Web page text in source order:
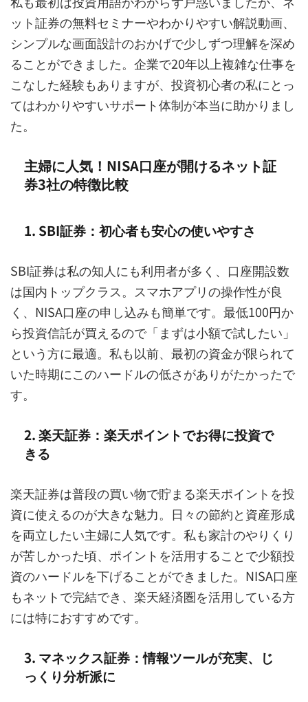
ット証券の無料セミナーやわかりやすい解説動画、
シンプルな画面設計のおかげで少しずつ理解を深め
ることができました。企業で20年以上複雑な仕事を
こなした経験もありますが、投資初心者の私にとっ
てはわかりやすいサポート体制が本当に助かりまし
た。
主婦に人気！NISA口座が開けるネット証
券3社の特徴比較
1. SBI証券：初心者も安心の使いやすさ
SBI証券は私の知人にも利用者が多く、口座開設数
は国内トップクラス。スマホアプリの操作性が良
く、NISA口座の申し込みも簡単です。最低100円か
ら投資信託が買えるので「まずは小額で試したい」
という方に最適。私も以前、最初の資金が限られて
いた時期にこのハードルの低さがありがたかったで
す。
2. 楽天証券：楽天ポイントでお得に投資で
きる
楽天証券は普段の買い物で貯まる楽天ポイントを投
資に使えるのが大きな魅力。日々の節約と資産形成
を両立したい主婦に人気です。私も家計のやりくり
が苦しかった頃、ポイントを活用することで少額投
資のハードルを下げることができました。NISA口座
もネットで完結でき、楽天経済圏を活用している方
には特におすすめです。
3. マネックス証券：情報ツールが充実、じ
っくり分析派に